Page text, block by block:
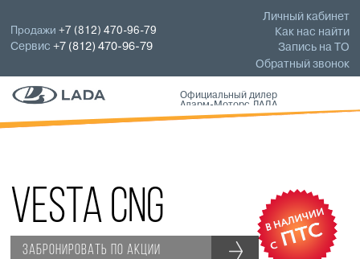
Личный кабинет
Как нас найти
Запись на ТО
Обратный звонок
Продажи+7 (812) 470-96-79
Сервис+7 (812) 470-96-79
Официальный дилер
Аларм-Моторс ЛАДА
Vesta CNG
ЗАБРОНИРОВАТЬ ПО АКЦИИ